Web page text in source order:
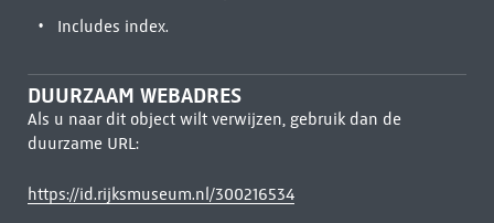
Includes index.
DUURZAAM WEBADRES
Als u naar dit object wilt verwijzen, gebruik dan de
duurzame URL:
https://id.rijksmuseum.nl/300216534